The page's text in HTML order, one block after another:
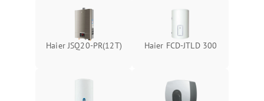
Haier JSQ20-PR(12T) Haier FCD-JTLD 300